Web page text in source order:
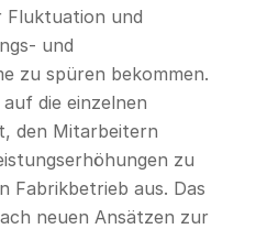
Fluktuation und
und
zu spüren bekommen.
die einzelnen
den Mitarbeitern
zu
Fabrikbetrieb aus. Das
neuen Ansätzen zur